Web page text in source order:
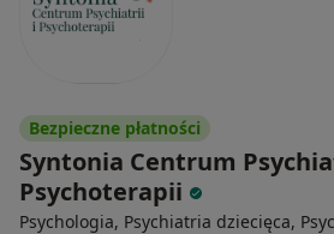
Bezpieczne płatności
Syntonia Centrum
Psychoterapii
Psychologia, Psychiatria dziecięca,